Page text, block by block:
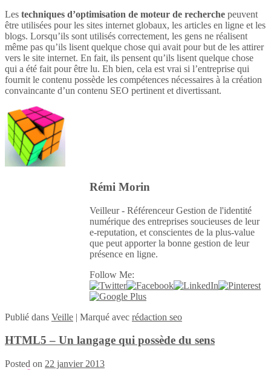
Les techniques d’optimisation de moteur de recherche peuvent
être utilisées pour les sites internet globaux, les articles en ligne et les
blogs. Lorsqu’ils sont utilisés correctement, les gens ne réalisent
même pas qu’ils lisent quelque chose qui avait pour but de les attirer
vers le site internet. En fait, ils pensent qu’ils lisent quelque chose
qui a été fait pour être lu. Eh bien, cela est vrai si l’entreprise qui
fournit le contenu possède les compétences nécessaires à la création
convaincante d’un contenu SEO pertinent et divertissant.
Rémi Morin
Veilleur - Référenceur Gestion de l'identité
numérique des entreprises soucieuses de leur
e-reputation, et conscientes de la plus-value
que peut apporter la bonne gestion de leur
présence en ligne.
Follow Me:
Publié dans Veille | Marqué avec rédaction seo
HTML5 – Un langage qui possède du sens
Posted on 22 janvier 2013